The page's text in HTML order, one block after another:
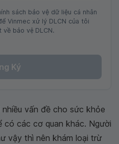
sách bảo vệ dữ liệu cá nhân
Vinmec xử lý DLCN của tôi
bảo vệ DLCN.
Ký
vấn đề cho sức khỏe
các cơ quan khác. Người
vậy thì nên khám loại trừ